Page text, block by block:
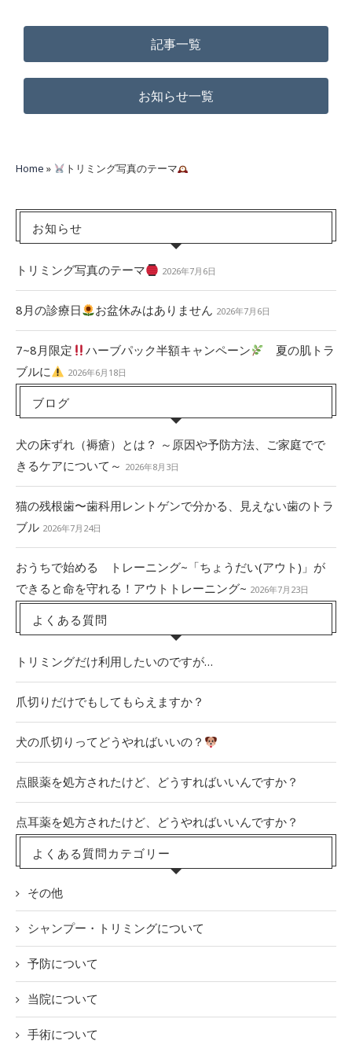
記事一覧
お知らせ一覧
Home » トリミング写真のテーマ
お知らせ
トリミング写真のテーマ 2026年7月6日
8月の診療日 お盆休みはありません 2026年7月6日
7~8月限定 ハーブパック半額キャンペーン
夏の肌トラ
ブルに
2026年6月18日
ブログ
犬の床ずれ（褥瘡）とは？ ～原因や予防方法、ご家庭でで
きるケアについて～ 2026年8月3日
猫の残根歯〜歯科用レントゲンで分かる、見えない歯のトラ
ブル 2026年7月24日
おうちで始める トレーニング~「ちょうだい(アウト)」が
できると命を守れる！アウトトレーニング~ 2026年7月23日
よくある質問
トリミングだけ利用したいのですが…
爪切りだけでもしてもらえますか？
犬の爪切りってどうやればいいの？
点眼薬を処方されたけど、どうすればいいんですか？
点耳薬を処方されたけど、どうやればいいんですか？
よくある質問カテゴリー
その他
シャンプー・トリミングについて
予防について
当院について
手術について